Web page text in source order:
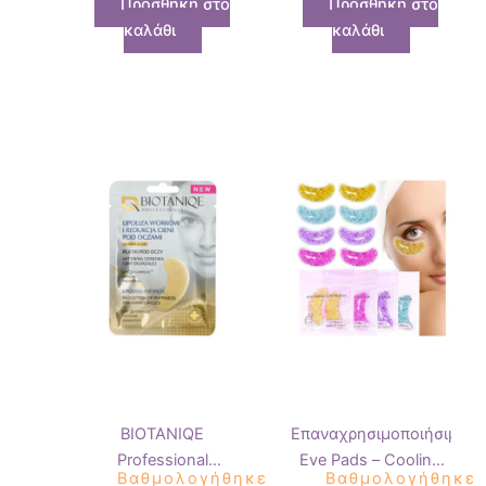
Χαβιάρι 15ml
Προσθήκη στο
καλάθι
Προσθήκη στο
καλάθι
BIOTANIQE
Professional
Βαθμολογήθηκε
Επαναχρησιμοποιήσιμα
Eye Pads – Cooling
Βαθμολογήθηκε